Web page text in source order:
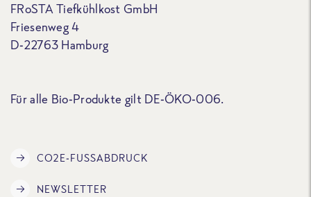
FRoSTA Tiefkühlkost GmbH
Friesenweg 4
D-22763 Hamburg
Für alle Bio-Produkte gilt DE-ÖKO-006.
CO2E-FUSSABDRUCK
NEWSLETTER